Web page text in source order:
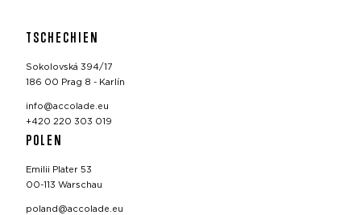
TSCHECHIEN
Sokolovská 394/17
186 00 Prag 8 - Karlín
info@accolade.eu
+420 220 303 019
POLEN
Emilii Plater 53
00-113 Warschau
poland@accolade.eu